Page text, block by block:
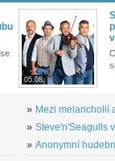
05.08.
» Mezi melancholií
» Steve'n'Seagulls
» Anonymní